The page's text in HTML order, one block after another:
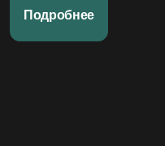
подходящие модели по
Подробнее